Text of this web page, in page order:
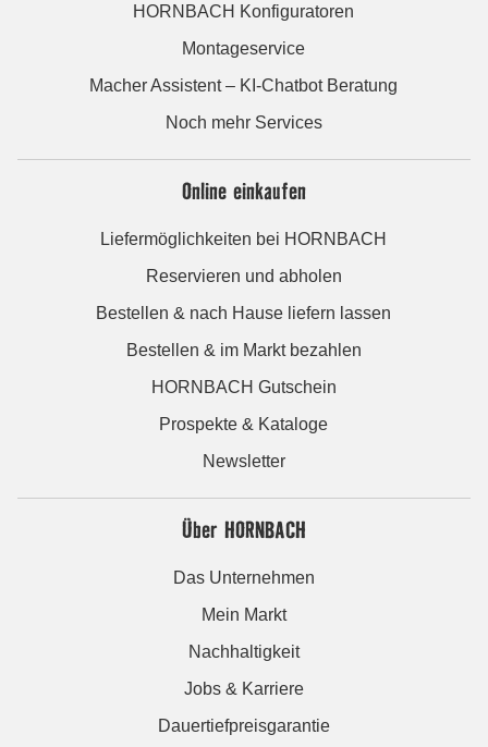
HORNBACH Konfiguratoren
Montageservice
Macher Assistent – KI-Chatbot Beratung
Noch mehr Services
Online einkaufen
Liefermöglichkeiten bei HORNBACH
Reservieren und abholen
Bestellen & nach Hause liefern lassen
Bestellen & im Markt bezahlen
HORNBACH Gutschein
Prospekte & Kataloge
Newsletter
Über HORNBACH
Das Unternehmen
Mein Markt
Nachhaltigkeit
Jobs & Karriere
Dauertiefpreisgarantie